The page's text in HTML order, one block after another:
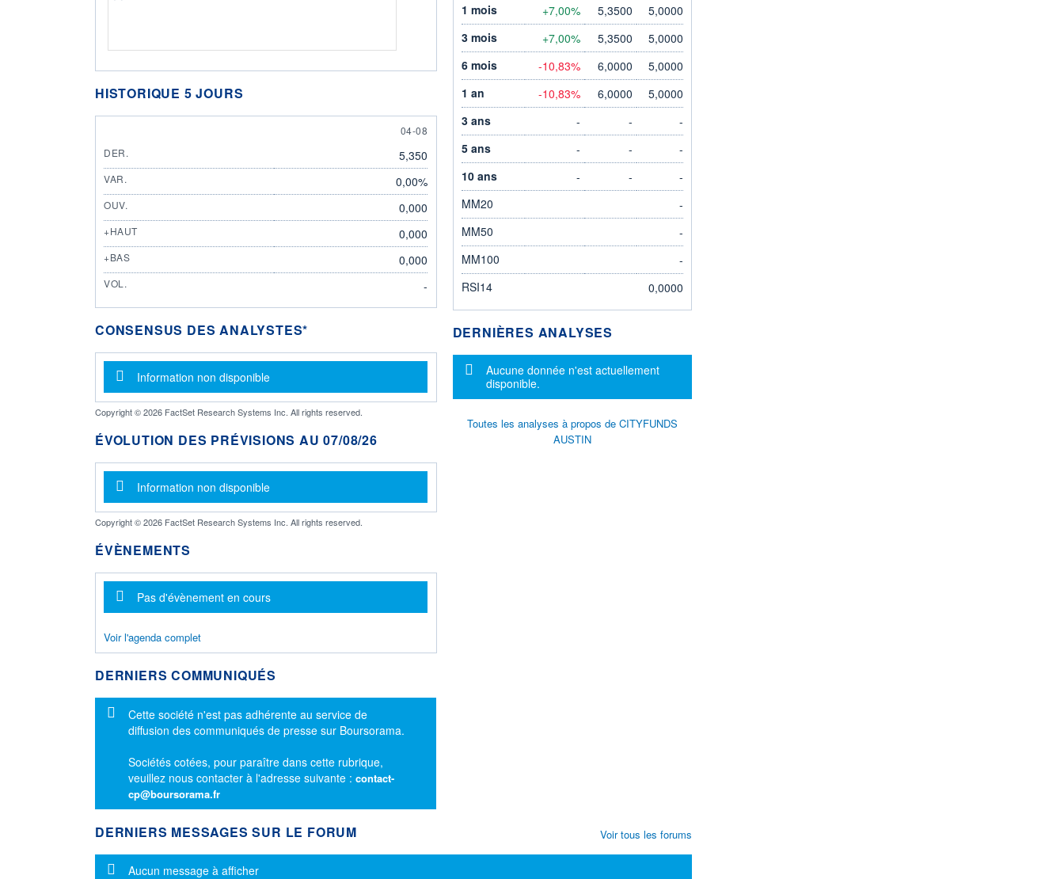
HISTORIQUE 5 JOURS
4 AUGUST
04-08
DER.
5,350
VAR. 0,00%
OUV. 0,000
+HAUT 0,000
+BAS 0,000
VOL. -
CONSENSUS DES ANALYSTES*
Message d'information
Information non disponible
Copyright © 2026 FactSet Research Systems Inc. All rights reserved.
ÉVOLUTION DES PRÉVISIONS AU 07/08/26
Message d'information
Information non disponible
Copyright © 2026 FactSet Research Systems Inc. All rights reserved.
ÉVÈNEMENTS
Message d'information
Pas d'évènement en cours
Voir l'agenda complet
DERNIERS COMMUNIQUÉS
Message d'information
Cette société n'est pas adhérente au service de
diffusion des communiqués de presse sur Boursorama.
Sociétés cotées, pour paraître dans cette rubrique,
veuillez nous contacter à l'adresse suivante : contact-
cp@boursorama.fr
1 mois
+7,00% 5,3500
5,0000
3 mois
+7,00% 5,3500
5,0000
6 mois
-10,83% 6,0000
5,0000
1 an
-10,83% 6,0000
5,0000
3 ans
- -
-
5 ans
- -
-
10 ans
- -
-
MM20
-
MM50
-
MM100
-
RSI14
0,0000
DERNIÈRES ANALYSES
Message d'information
Aucune donnée n'est actuellement
disponible.
Toutes les analyses à propos de CITYFUNDS
AUSTIN
DERNIERS MESSAGES SUR LE FORUM
Message d'information
Aucun message à afficher
Voir tous les forums